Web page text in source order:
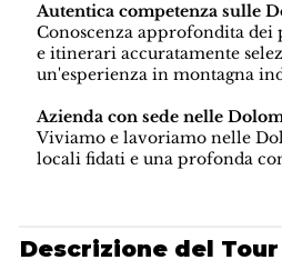
Autentica competenza sulle
Conoscenza approfondita
e itinerari accuratamente
un'esperienza in montagna
Azienda con sede nelle
Viviamo e lavoriamo nelle
locali fidati e una profonda
Descrizione del Tour